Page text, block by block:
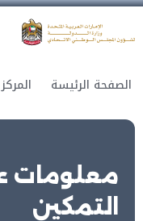
الصفحة الرئيسة
معلومات
التمكين